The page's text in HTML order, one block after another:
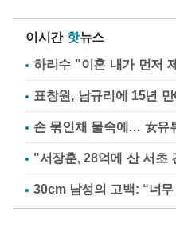
이시간 핫뉴스
하리수 "이혼 내가 먼저
표창원, 남규리에 15년
손 묶인채 물속에… 女유
"서장훈, 28억에 산 서초